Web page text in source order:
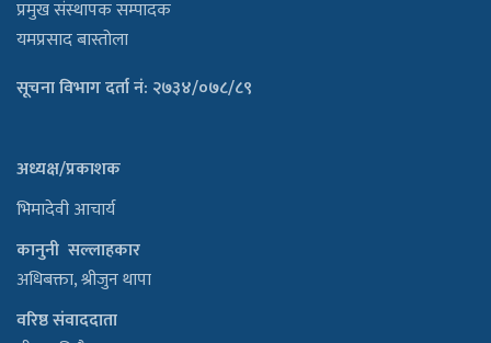
प्रमुख संस्थापक सम्पादक
यमप्रसाद बास्तोला
सूचना विभाग दर्ता नं: २७३४/०७८/८९
अध्यक्ष/प्रकाशक
भिमादेवी आचार्य
कानुनी सल्लाहकार
अधिबक्ता, श्रीजुन थापा
वरिष्ठ संवाददाता